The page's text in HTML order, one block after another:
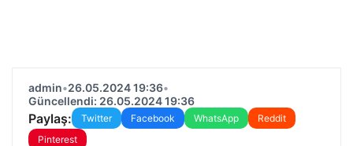
admin•26.05.2024 19:36•
Güncellendi: 26.05.2024 19:36
Paylaş: Twitter Facebook WhatsApp
Reddit
Pinterest